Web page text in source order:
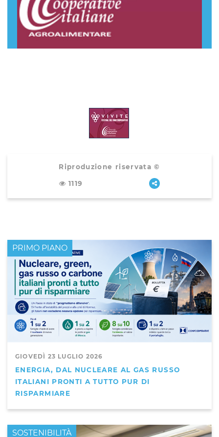
Riproduzione riservata ©
1119
GIOVEDÌ 23 LUGLIO 2026
ENERGIA, DAL NUCLEARE AL GAS RUSSO
ITALIANI PRONTI A TUTTO PUR DI
RISPARMIARE
PRIMO PIANO
PRIMO PIANO
SOSTENIBILITÀ